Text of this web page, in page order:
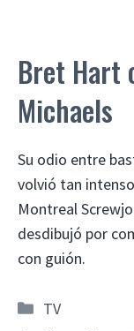
Bret Hart
Michaels
Su odio entre
volvió tan
Montreal
desdibujó por
con guión.
Categorías
TV